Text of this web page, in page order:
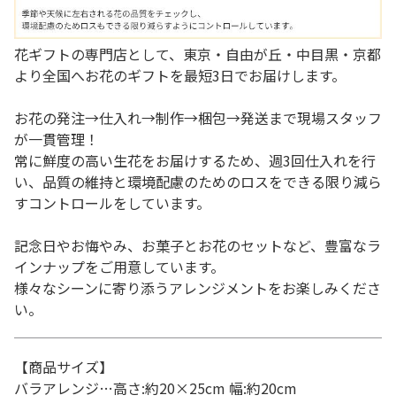
花ギフトの専門店として、東京・自由が丘・中目黒・京都
より全国へお花のギフトを最短3日でお届けします。
お花の発注→仕入れ→制作→梱包→発送まで現場スタッフ
が一貫管理！
常に鮮度の高い生花をお届けするため、週3回仕入れを行
い、品質の維持と環境配慮のためのロスをできる限り減ら
すコントロールをしています。
記念日やお悔やみ、お菓子とお花のセットなど、豊富なラ
インナップをご用意しています。
様々なシーンに寄り添うアレンジメントをお楽しみくださ
い。
【商品サイズ】
バラアレンジ…高さ:約20×25cm 幅:約20cm